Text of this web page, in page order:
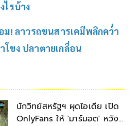
ไรบ้าง
! ลาวรถขนสารเคมีพลิกคว่ำ
ขง ปลาตายเกลื่อน
นักวิทย์สหรัฐฯ ผุดไอเดีย เปิด
OnlyFans ให้ 'มาร์มอต' หวัง